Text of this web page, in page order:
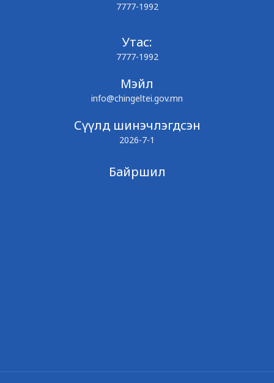
7777-1992
Утас:
7777-1992
Мэйл
info@chingeltei.gov.mn
Сүүлд шинэчлэгдсэн
2026-7-1
Байршил